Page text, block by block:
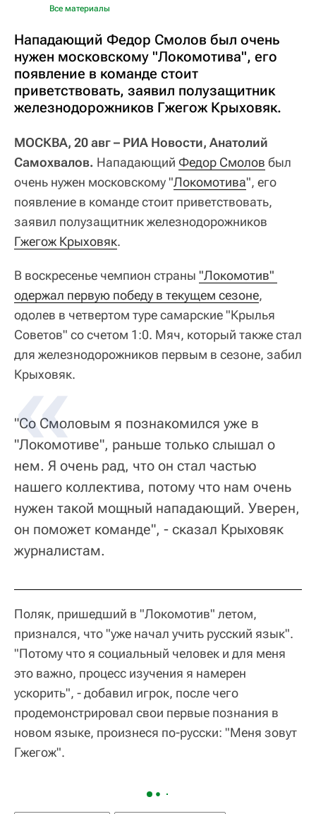
Все материалы
Нападающий Федор Смолов был очень
нужен московскому "Локомотива", его
появление в команде стоит
приветствовать, заявил полузащитник
железнодорожников Гжегож Крыховяк.
МОСКВА, 20 авг – РИА Новости, Анатолий
Самохвалов. Нападающий Федор Смолов был
очень нужен московскому "Локомотива", его
появление в команде стоит приветствовать,
заявил полузащитник железнодорожников
Гжегож Крыховяк.
В воскресенье чемпион страны "Локомотив"
одержал первую победу в текущем сезоне,
одолев в четвертом туре самарские "Крылья
Советов" со счетом 1:0. Мяч, который также стал
для железнодорожников первым в сезоне, забил
Крыховяк.
"Со Смоловым я познакомился уже в
"Локомотиве", раньше только слышал о
нем. Я очень рад, что он стал частью
нашего коллектива, потому что нам очень
нужен такой мощный нападающий. Уверен,
он поможет команде", - сказал Крыховяк
журналистам.
Поляк, пришедший в "Локомотив" летом,
признался, что "уже начал учить русский язык".
"Потому что я социальный человек и для меня
это важно, процесс изучения я намерен
ускорить", - добавил игрок, после чего
продемонстрировал свои первые познания в
новом языке, произнеся по-русски: "Меня зовут
Гжегож".